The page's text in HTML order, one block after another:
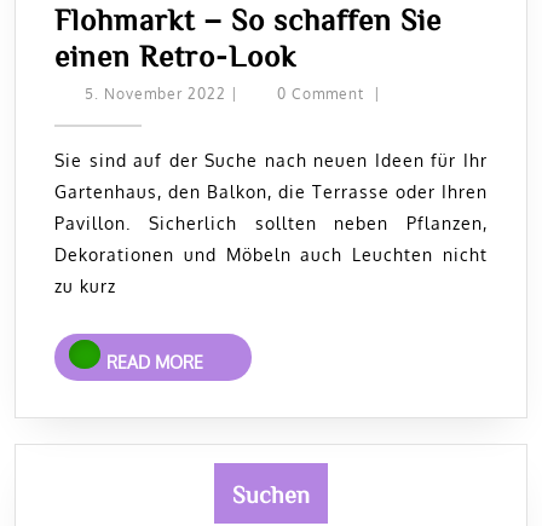
Flohmarkt – So schaffen Sie
einen Retro-LookSchicke
Leuchten
Flohmarkt
–
So
schaffen
Look
5. November 2022 5.
0 Comment
Sie sind auf der Suche nach neuen Ideen für Ihr
Gartenhaus, den Balkon, die Terrasse oder Ihren
Pavillon. Sicherlich sollten neben Pflanzen,
Dekorationen und Möbeln auch Leuchten nicht
zu kurz
READ MORE
READ
MORE
Suchen